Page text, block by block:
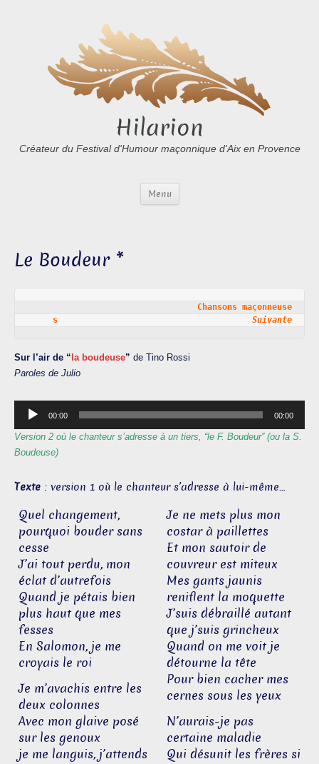
Hilarion
Créateur du Festival d'Humour maçonnique d'Aix en Provence
Menu
Le Boudeur *
Chansons maçonneuse
s Suivante
Sur l’air de “ la boudeuse” de Tino Rossi
Paroles de Julio
Lecteur
audio
00:00 00:00
Version 2 où le chanteur s’adresse à un tiers, “le F. Boudeur” (ou la S.
Boudeuse)
Texte : version 1 où le chanteur s’adresse à lui-même…
Quel changement,
pourquoi bouder sans
cesse
J’ai tout perdu, mon
éclat d’autrefois
Quand je pétais bien
plus haut que mes
fesses
En Salomon, je me
croyais le roi
Je m’avachis entre les
deux colonnes
Avec mon glaive posé
sur les genoux
je me languis, j’attends
Je ne mets plus mon
costar à paillettes
Et mon sautoir de
couvreur est miteux
Mes gants jaunis
reniflent la moquette
J’suis débraillé autant
que j’suis grincheux
Quand on me voit je
détourne la tête
Pour bien cacher mes
cernes sous les yeux
N’aurais-je pas
certaine maladie
Qui désunit les frères si